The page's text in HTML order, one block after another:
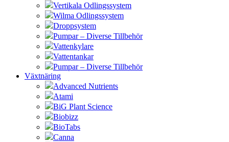
Vertikala Odlingssystem
Wilma Odlingssystem
Droppsystem
Pumpar – Diverse Tillbehör
Vattenkylare
Vattentankar
Pumpar – Diverse Tillbehör
Växtnäring
Advanced Nutrients
Atami
BiG Plant Science
Biobizz
BioTabs
Canna